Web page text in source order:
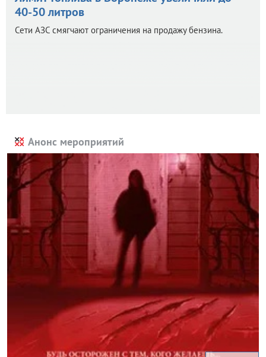
40-50 литров
Сети АЗС смягчают ограничения на продажу бензина.
Анонс мероприятий